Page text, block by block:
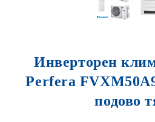
Инверторен
Perfera
подово